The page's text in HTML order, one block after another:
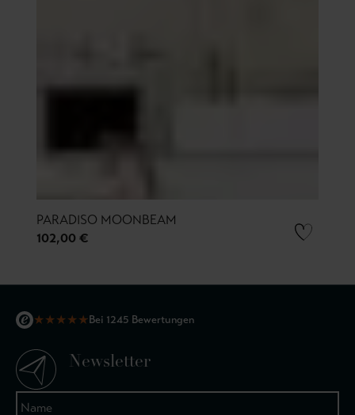
PARADISO MOONBEAM
102,00 €
★★★★★Bei 1245 Bewertungen
Newsletter